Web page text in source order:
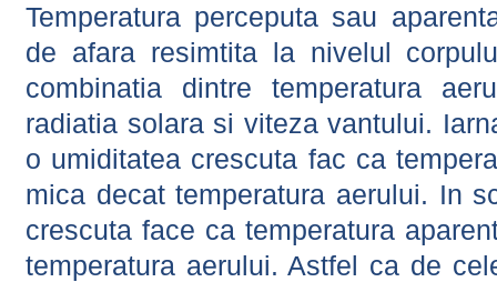
Temperatura perceputa sau
de afara resimtita la nivelul
combinatia dintre temperatura
radiatia solara si viteza vantului.
o umiditatea crescuta fac ca
mica decat temperatura aerului. In
crescuta face ca temperatura
temperatura aerului. Astfel ca de